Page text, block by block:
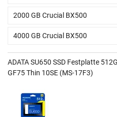
2000 GB Crucial BX500
4000 GB Crucial BX500
ADATA SU650 SSD Festplatte
GF75 Thin 10SE (MS-17F3)